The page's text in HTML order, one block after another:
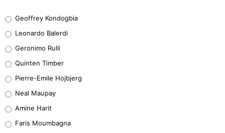
38%
32%
5%
1%
Geoffrey Kondogbia
Leonardo Balerdi
Geronimo Rulli
Quinten Timber
Pierre-Emile Hojbjerg
Neal Maupay
Amine Harit
Faris Moumbagna